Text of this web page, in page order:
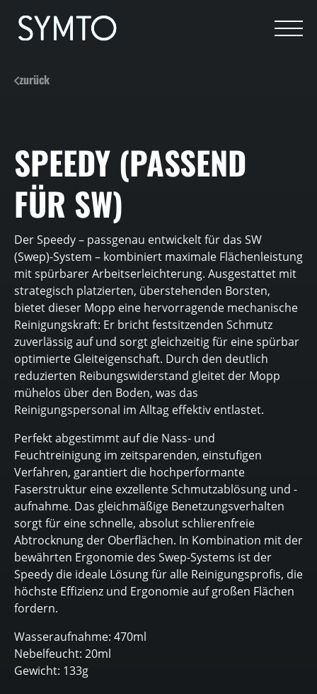
zurück
SPEEDY (PASSEND
FÜR SW)
Der Speedy – passgenau entwickelt für das SW
(Swep)-System – kombiniert maximale Flächenleistung
mit spürbarer Arbeitserleichterung. Ausgestattet mit
strategisch platzierten, überstehenden Borsten,
bietet dieser Mopp eine hervorragende mechanische
Reinigungskraft: Er bricht festsitzenden Schmutz
zuverlässig auf und sorgt gleichzeitig für eine spürbar
optimierte Gleiteigenschaft. Durch den deutlich
reduzierten Reibungswiderstand gleitet der Mopp
mühelos über den Boden, was das
Reinigungspersonal im Alltag effektiv entlastet.
Perfekt abgestimmt auf die Nass- und
Feuchtreinigung im zeitsparenden, einstufigen
Verfahren, garantiert die hochperformante
Faserstruktur eine exzellente Schmutzablösung und -
aufnahme. Das gleichmäßige Benetzungsverhalten
sorgt für eine schnelle, absolut schlierenfreie
Abtrocknung der Oberflächen. In Kombination mit der
bewährten Ergonomie des Swep-Systems ist der
Speedy die ideale Lösung für alle Reinigungsprofis, die
höchste Effizienz und Ergonomie auf großen Flächen
fordern.
Wasseraufnahme: 470ml
Nebelfeucht: 20ml
Gewicht: 133g